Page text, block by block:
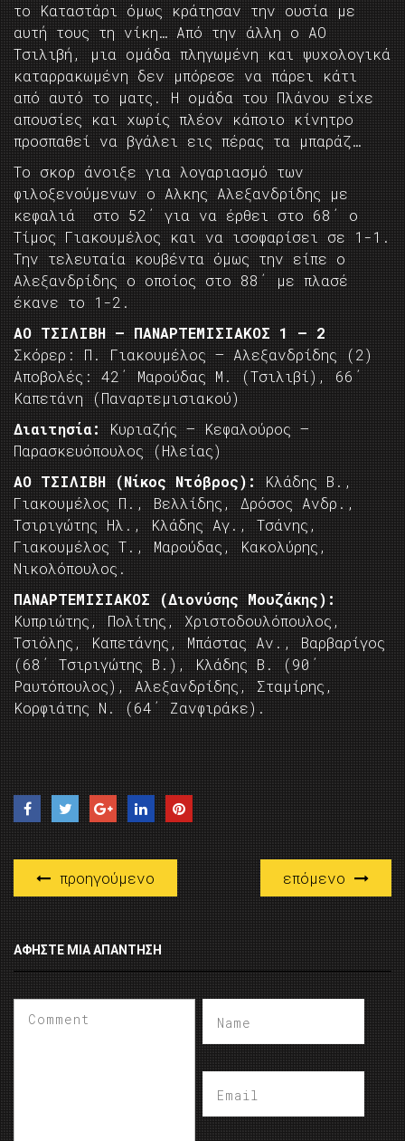
το Καταστάρι όμως κράτησαν την ουσία με
αυτή τους τη νίκη… Από την άλλη ο ΑΟ
Τσιλιβή, μια ομάδα πληγωμένη και ψυχολογικά
καταρρακωμένη δεν μπόρεσε να πάρει κάτι
από αυτό το ματς. Η ομάδα του Πλάνου είχε
απουσίες και χωρίς πλέον κάποιο κίνητρο
προσπαθεί να βγάλει εις πέρας τα μπαράζ…
Το σκορ άνοιξε για λογαριασμό των
φιλοξενούμενων ο Αλκης Αλεξανδρίδης με
κεφαλιά στο 52΄ για να έρθει στο 68΄ ο
Τίμος Γιακουμέλος και να ισοφαρίσει σε 1-1.
Την τελευταία κουβέντα όμως την είπε ο
Αλεξανδρίδης ο οποίος στο 88΄ με πλασέ
έκανε το 1-2.
ΑΟ ΤΣΙΛΙΒΗ – ΠΑΝΑΡΤΕΜΙΣΙΑΚΟΣ 1 – 2
Σκόρερ: Π. Γιακουμέλος – Αλεξανδρίδης (2)
Αποβολές: 42΄ Μαρούδας Μ. (Τσιλιβί), 66΄
Καπετάνη (Παναρτεμισιακού)
Διαιτησία:
Κυριαζής – Κεφαλούρος –
Παρασκευόπουλος (Ηλείας)
ΑΟ ΤΣΙΛΙΒΗ (Νίκος Ντόβρος):
Κλάδης Β.,
Γιακουμέλος Π., Βελλίδης, Δρόσος Ανδρ.,
Τσιριγώτης Ηλ., Κλάδης Αγ., Τσάνης,
Γιακουμέλος Τ., Μαρούδας, Κακολύρης,
Νικολόπουλος.
ΠΑΝΑΡΤΕΜΙΣΙΑΚΟΣ (Διονύσης Μουζάκης):
Κυπριώτης, Πολίτης, Χριστοδουλόπουλος,
Τσιόλης, Καπετάνης, Μπάστας Αν., Βαρβαρίγος
(68΄ Τσιριγώτης Β.), Κλάδης Β. (90΄
Ραυτόπουλος), Αλεξανδρίδης, Σταμίρης,
Κορφιάτης Ν. (64΄ Ζανφιράκε).
προηγούμενο επόμενο
ΑΦΉΣΤΕ ΜΙΑ ΑΠΆΝΤΗΣΗ